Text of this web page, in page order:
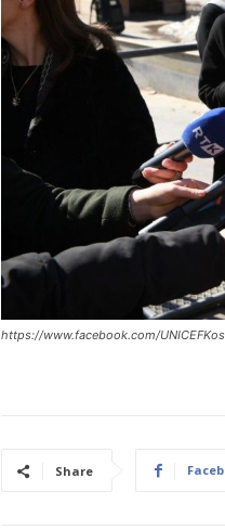
https://www.facebook.com/
Share